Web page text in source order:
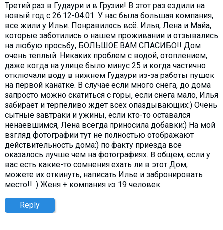
Третий раз в Гудаури и в Грузии! В этот раз ездили на
новый год с 26.12-04.01. У нас была большая компания,
все жили у Ильи. Понравилось всё. Илья, Лена и Майа,
которые заботились о нашем проживании и отзывались
на любую просьбу, БОЛЬШОЕ ВАМ СПАСИБО!! Дом
очень теплый. Никаких проблем с водой, отоплением,
даже когда на улице было минус 25 и когда частично
отключали воду в нижнем Гудаури из-за работы пушек
на первой канатке. В случае если много снега, до дома
запросто можно скатиться с горы, если снега мало, Илья
забирает и терпеливо ждет всех опаздывающих:) Очень
сытные завтраки и ужины, если кто-то оставался
ненаевшимся, Лена всегда приносила добавки:) На мой
взгляд фотографии тут не полностью отображают
действительность дома:) по факту приезда все
оказалось лучше чем на фотографиях. В общем, если у
вас есть какие-то сомнения ехать ли в этот Дом,
можете их откинуть, написать Илье и забронировать
место!! :) Женя + компания из 19 человек.
Reply